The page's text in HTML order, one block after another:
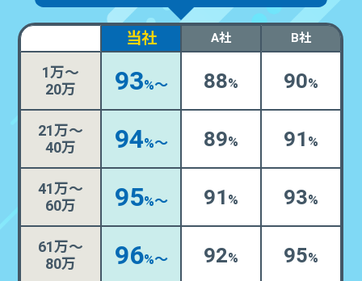
当社 A社 B社
1万～
20万
93%〜 88% 90%
21万～
40万
94%～ 89% 91 %
41万～
60万
95%〜 91 % 93%
61万～
80万
96%〜 92% 95%